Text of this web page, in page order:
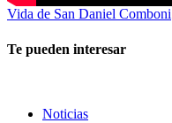
Vida de San Daniel Comboni
Te pueden interesar
Noticias